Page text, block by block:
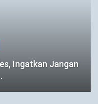
Ingatkan Jangan